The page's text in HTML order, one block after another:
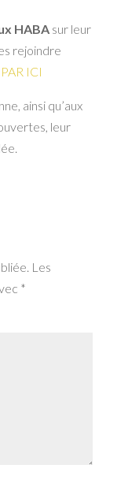
HABA sur leur
rejoindre
PAR ICI
ainsi qu’aux
leur
Les
*